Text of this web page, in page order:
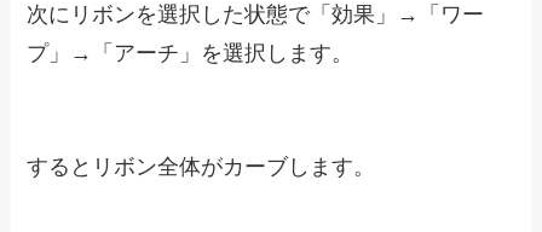
次にリボンを選択した状態で「効果」→「ワー
プ」→「アーチ」を選択します。
するとリボン全体がカーブします。